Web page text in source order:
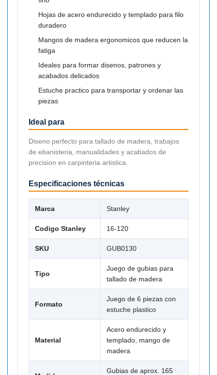
Hojas de acero endurecido y templado para filo
duradero
Mangos de madera ergonomicos que reducen la
fatiga
Ideales para formar disenos, patrones y
acabados delicados
Estuche practico para transportar y ordenar las
piezas
Ideal para
Diseno perfecto para tallado de madera, trabajos
de ebanisteria, manualidades y acabados de
precision en carpinteria artistica.
Especificaciones técnicas
Marca Stanley
Codigo Stanley 16-120
SKU GUB0130
Tipo
Juego de gubias para
tallado de madera
Formato
Juego de 6 piezas con
estuche plastico
Material
Acero endurecido y
templado, mango de
madera
Gubias de aprox. 165